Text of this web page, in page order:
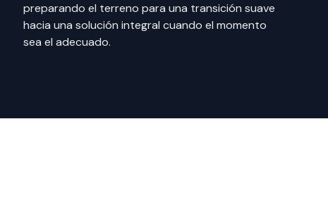
preparando el terreno para una transición suave
hacia una solución integral cuando el momento
sea el adecuado.